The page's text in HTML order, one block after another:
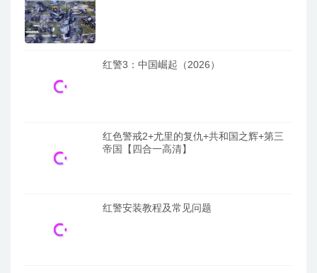
红警3：中国崛起（2026）
红色警戒2+尤里的复仇+共和国之辉+第三
帝国【四合一高清】
红警安装教程及常见问题